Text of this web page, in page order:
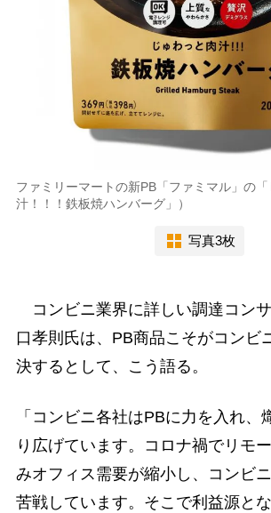
ファミリーマートの新PB「ファミマル」の
汁！！！鉄板焼ハンバーグ」）
写真3枚
コンビニ業界に詳しい調達コン
口孝則氏は、PB商品こそがコンビ
決するとして、こう語る。
「コンビニ各社はPBに力を入れ、
り広げています。コロナ禍でリモ
みオフィス需要が縮小し、コンビ
苦戦しています。そこで利益源と